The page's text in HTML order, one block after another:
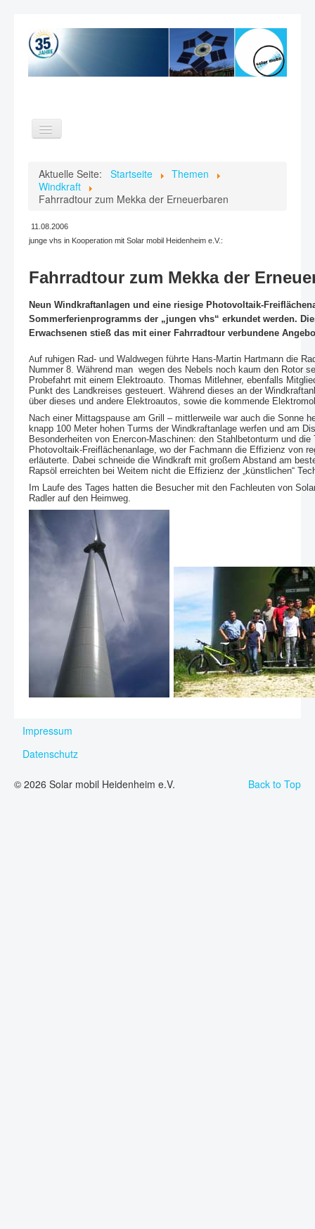
Toggle
Navigation
Themen
Videos
Suche
Aktuelle Seite: Startseite
Themen
Windkraft
Fahrradtour zum Mekka der Erneuerbaren
11.08.2006
junge vhs in Kooperation mit Solar mobil Heidenheim e.V.:
Fahrradtour zum Mekka der
Neun Windkraftanlagen und eine riesige Photovoltaik-
Sommerferienprogramms der „jungen vhs“ erkundet werden.
Erwachsenen stieß das mit einer Fahrradtour verbundene
Auf ruhigen Rad- und Waldwegen führte Hans-Martin Hartmann die
Nummer 8. Während man wegen des Nebels noch kaum den Rotor
Probefahrt mit einem Elektroauto. Thomas Mitlehner, ebenfalls
Punkt des Landkreises gesteuert. Während dieses an der
über dieses und andere Elektroautos, sowie die kommende
Nach einer Mittagspause am Grill – mittlerweile war auch die Sonne
knapp 100 Meter hohen Turms der Windkraftanlage werfen und am
Besonderheiten von Enercon-Maschinen: den Stahlbetonturm und
Photovoltaik-Freiflächenanlage, wo der Fachmann die Effizienz von
erläuterte. Dabei schneide die Windkraft mit großem Abstand am
Rapsöl erreichten bei Weitem nicht die Effizienz der „künstlichen“
Im Laufe des Tages hatten die Besucher mit den Fachleuten von
Radler auf den Heimweg.
Impressum
Datenschutz
Back to Top
© 2026 Solar mobil Heidenheim e.V.